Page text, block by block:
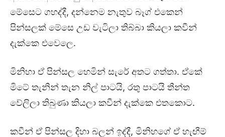
මේසෙට ගහද්දී, දන්නෙම නැතුව බෑග් එකෙන්
පින්සලක් මේසෙ උඩ වැටිලා තිබ්බා කියලා කවීන්
දැක්කෙ එවෙලෙ.
මිනිහා ඒ පින්සල හෙමින් සැරේ අතට ගත්තා. ඒකේ
මිටේ තැනින් තැන නිල් පාටයි, රතු පාටයි තීන්ත
වේලිලා තිබුණා කියලා කවීන් දැක්කෙ එතකොට.
කවීන් ඒ පින්සල දිහා බලන් ඉද්දී, මිනිහගේ ඒ හැඟීම්